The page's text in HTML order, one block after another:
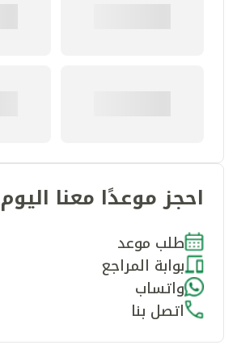
احجز موعدًا معنا اليوم
طلب موعد
بوابة المراجع
واتساب
اتصل بنا